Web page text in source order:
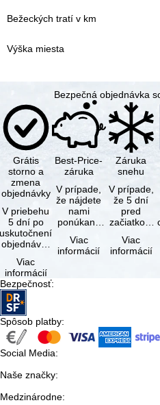
Bezpečná objednávka
Grátis
storno a
zmena
objednávky
V priebehu
5 dní po
uskutočnení
objednávky
tejto
objednávky
bezplatne
…
Viac
informácií
Best-Price-
záruka
V prípade,
že nájdete
nami
ponúkaný
rovnakými
službami
Viac
informácií
Záruka
snehu
V prípade,
že 5 dní
pred
začiatkom
(deň
príjazdu)
Viac
informácií
Bezpečnosť:
Spôsob platby:
Social Media:
Naše značky:
Medzinárodne: